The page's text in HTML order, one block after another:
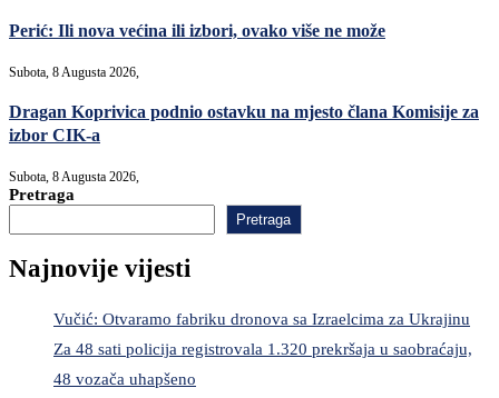
Perić: Ili nova većina ili izbori, ovako više ne može
Subota, 8 Augusta 2026,
Dragan Koprivica podnio ostavku na mjesto člana Komisije za
izbor CIK-a
Subota, 8 Augusta 2026,
Pretraga
Pretraga
Najnovije vijesti
Vučić: Otvaramo fabriku dronova sa Izraelcima za Ukrajinu
Za 48 sati policija registrovala 1.320 prekršaja u saobraćaju,
48 vozača uhapšeno